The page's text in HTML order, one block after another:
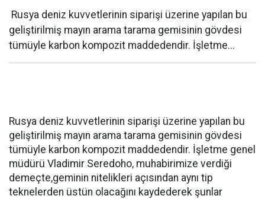
Rusya deniz kuvvetlerinin siparişi üzerine yapılan bu
geliştirilmiş mayın arama tarama gemisinin gövdesi
tümüyle karbon kompozit maddedendir. İşletme...
Rusya deniz kuvvetlerinin siparişi üzerine yapılan bu
geliştirilmiş mayın arama tarama gemisinin gövdesi
tümüyle karbon kompozit maddedendir. İşletme genel
müdürü Vladimir Seredoho, muhabirimize verdiği
demeçte,geminin nitelikleri açısından aynı tip
teknelerden üstün olacağını kaydederek şunlar